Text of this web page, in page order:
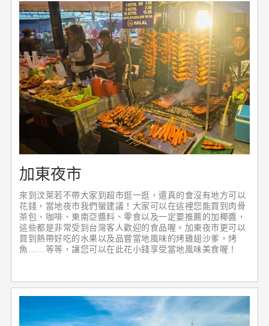
加東夜市
來到汶萊若不帶大家到超市逛一逛，還真的會沒有地方可以
花錢，當地夜市我們蠻建議！大家可以在這裡您能買到肉骨
茶包、咖啡、東南亞醬料、零食以及一定要推薦的加椰醬，
這些都是非常受到台灣客人歡迎的食品喔。加東夜市更可以
買到熱帶好吃的水果以及品嘗當地風味的烤雞翅沙爹，烤
魚……等等，讓您可以在此花小錢享受當地風味美食喔！